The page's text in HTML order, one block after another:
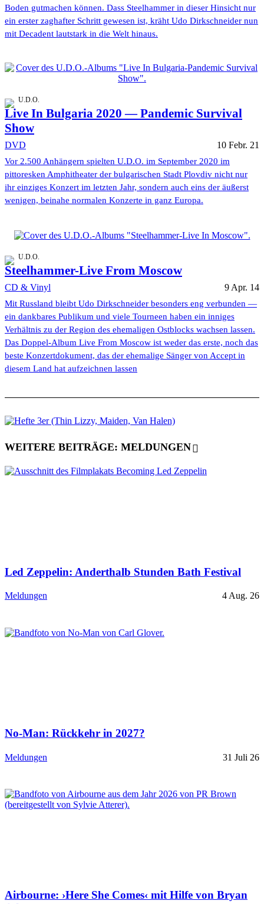
Boden gutmachen können. Dass Steelhammer in dieser Hinsicht nur
ein erster zaghafter Schritt gewesen ist, kräht Udo Dirkschneider nun
mit Decadent lautstark in die Welt hinaus.
U.D.O.
Live In Bulgaria 2020 — Pandemic Survival
Show
DVD 10 Febr. 21
Vor 2.500 Anhängern spielten U.D.O. im September 2020 im
pittoresken Amphitheater der bulgarischen Stadt Plovdiv nicht nur
ihr einziges Konzert im letzten Jahr, sondern auch eins der äußerst
wenigen, beinahe normalen Konzerte in ganz Europa.
U.D.O.
Steelhammer-Live From Moscow
CD & Vinyl 9 Apr. 14
Mit Russland bleibt Udo Dirkschneider besonders eng verbunden —
ein dankbares Publikum und viele Tourneen haben ein inniges
Verhältnis zu der Region des ehemaligen Ostblocks wachsen lassen.
Das Doppel-Album Live From Moscow ist weder das erste, noch das
beste Konzertdokument, das der ehemalige Sänger von Accept in
diesem Land hat aufzeichnen lassen
WEITERE BEITRÄGE: MELDUNGEN
Led Zeppelin: Anderthalb Stunden Bath Festival
Meldungen 4 Aug. 26
No-Man: Rückkehr in 2027?
Meldungen 31 Juli 26
Airbourne: ›Here She Comes‹ mit Hilfe von Bryan